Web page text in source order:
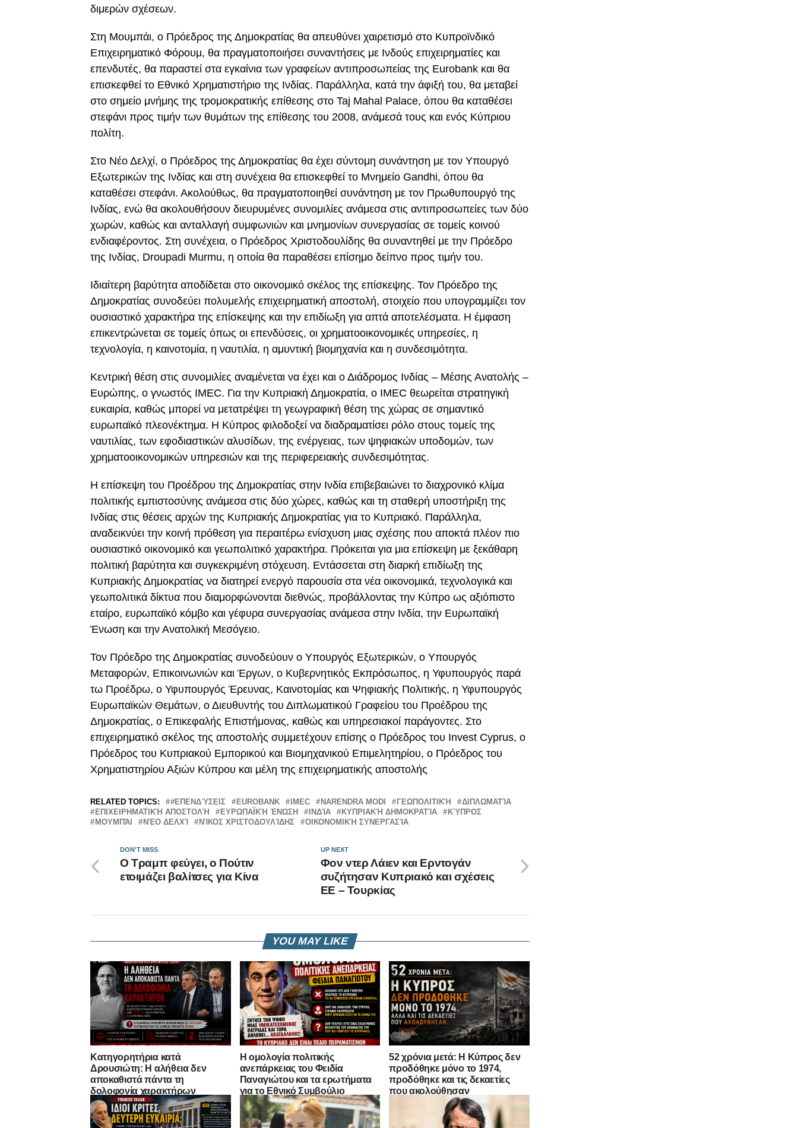
διμερών σχέσεων.
Στη Μουμπάι, ο Πρόεδρος της Δημοκρατίας θα απευθύνει χαιρετισμό στο Κυπροϊνδικό
Επιχειρηματικό Φόρουμ, θα πραγματοποιήσει συναντήσεις με Ινδούς επιχειρηματίες και
επενδυτές, θα παραστεί στα εγκαίνια των γραφείων αντιπροσωπείας της Eurobank και θα
επισκεφθεί το Εθνικό Χρηματιστήριο της Ινδίας. Παράλληλα, κατά την άφιξή του, θα μεταβεί
στο σημείο μνήμης της τρομοκρατικής επίθεσης στο Taj Mahal Palace, όπου θα καταθέσει
στεφάνι προς τιμήν των θυμάτων της επίθεσης του 2008, ανάμεσά τους και ενός Κύπριου
πολίτη.
Στο Νέο Δελχί, ο Πρόεδρος της Δημοκρατίας θα έχει σύντομη συνάντηση με τον Υπουργό
Εξωτερικών της Ινδίας και στη συνέχεια θα επισκεφθεί το Μνημείο Gandhi, όπου θα
καταθέσει στεφάνι. Ακολούθως, θα πραγματοποιηθεί συνάντηση με τον Πρωθυπουργό της
Ινδίας, ενώ θα ακολουθήσουν διευρυμένες συνομιλίες ανάμεσα στις αντιπροσωπείες των δύο
χωρών, καθώς και ανταλλαγή συμφωνιών και μνημονίων συνεργασίας σε τομείς κοινού
ενδιαφέροντος. Στη συνέχεια, ο Πρόεδρος Χριστοδουλίδης θα συναντηθεί με την Πρόεδρο
της Ινδίας, Droupadi Murmu, η οποία θα παραθέσει επίσημο δείπνο προς τιμήν του.
Ιδιαίτερη βαρύτητα αποδίδεται στο οικονομικό σκέλος της επίσκεψης. Τον Πρόεδρο της
Δημοκρατίας συνοδεύει πολυμελής επιχειρηματική αποστολή, στοιχείο που υπογραμμίζει τον
ουσιαστικό χαρακτήρα της επίσκεψης και την επιδίωξη για απτά αποτελέσματα. Η έμφαση
επικεντρώνεται σε τομείς όπως οι επενδύσεις, οι χρηματοοικονομικές υπηρεσίες, η
τεχνολογία, η καινοτομία, η ναυτιλία, η αμυντική βιομηχανία και η συνδεσιμότητα.
Κεντρική θέση στις συνομιλίες αναμένεται να έχει και ο Διάδρομος Ινδίας – Μέσης Ανατολής –
Ευρώπης, ο γνωστός IMEC. Για την Κυπριακή Δημοκρατία, ο IMEC θεωρείται στρατηγική
ευκαιρία, καθώς μπορεί να μετατρέψει τη γεωγραφική θέση της χώρας σε σημαντικό
ευρωπαϊκό πλεονέκτημα. Η Κύπρος φιλοδοξεί να διαδραματίσει ρόλο στους τομείς της
ναυτιλίας, των εφοδιαστικών αλυσίδων, της ενέργειας, των ψηφιακών υποδομών, των
χρηματοοικονομικών υπηρεσιών και της περιφερειακής συνδεσιμότητας.
Η επίσκεψη του Προέδρου της Δημοκρατίας στην Ινδία επιβεβαιώνει το διαχρονικό κλίμα
πολιτικής εμπιστοσύνης ανάμεσα στις δύο χώρες, καθώς και τη σταθερή υποστήριξη της
Ινδίας στις θέσεις αρχών της Κυπριακής Δημοκρατίας για το Κυπριακό. Παράλληλα,
αναδεικνύει την κοινή πρόθεση για περαιτέρω ενίσχυση μιας σχέσης που αποκτά πλέον πιο
ουσιαστικό οικονομικό και γεωπολιτικό χαρακτήρα. Πρόκειται για μια επίσκεψη με ξεκάθαρη
πολιτική βαρύτητα και συγκεκριμένη στόχευση. Εντάσσεται στη διαρκή επιδίωξη της
Κυπριακής Δημοκρατίας να διατηρεί ενεργό παρουσία στα νέα οικονομικά, τεχνολογικά και
γεωπολιτικά δίκτυα που διαμορφώνονται διεθνώς, προβάλλοντας την Κύπρο ως αξιόπιστο
εταίρο, ευρωπαϊκό κόμβο και γέφυρα συνεργασίας ανάμεσα στην Ινδία, την Ευρωπαϊκή
Ένωση και την Ανατολική Μεσόγειο.
Τον Πρόεδρο της Δημοκρατίας συνοδεύουν ο Υπουργός Εξωτερικών, ο Υπουργός
Μεταφορών, Επικοινωνιών και Έργων, ο Κυβερνητικός Εκπρόσωπος, η Υφυπουργός παρά
τω Προέδρω, ο Υφυπουργός Έρευνας, Καινοτομίας και Ψηφιακής Πολιτικής, η Υφυπουργός
Ευρωπαϊκών Θεμάτων, ο Διευθυντής του Διπλωματικού Γραφείου του Προέδρου της
Δημοκρατίας, ο Επικεφαλής Επιστήμονας, καθώς και υπηρεσιακοί παράγοντες. Στο
επιχειρηματικό σκέλος της αποστολής συμμετέχουν επίσης ο Πρόεδρος του Invest Cyprus, ο
Πρόεδρος του Κυπριακού Εμπορικού και Βιομηχανικού Επιμελητηρίου, ο Πρόεδρος του
Χρηματιστηρίου Αξιών Κύπρου και μέλη της επιχειρηματικής αποστολής
RELATED TOPICS: #ΕΠΕΝΔΎΣΕΙΣ EUROBANK IMEC NARENDRA MODI ΓΕΩΠΟΛΙΤΙΚΉ
ΔΙΠΛΩΜΑΤΊΑ
ΕΠΙΧΕΙΡΗΜΑΤΙΚΉ ΑΠΟΣΤΟΛΉ
ΕΥΡΩΠΑΪΚΉ ΈΝΩΣΗ ΙΝΔΊΑ ΚΥΠΡΙΑΚΉ ΔΗΜΟΚΡΑΤΊΑ
ΚΎΠΡΟΣ
ΜΟΥΜΠΆΙ
ΝΈΟ ΔΕΛΧΊ ΝΊΚΟΣ ΧΡΙΣΤΟΔΟΥΛΊΔΗΣ ΟΙΚΟΝΟΜΙΚΉ ΣΥΝΕΡΓΑΣΊΑ
UP NEXT
Φον ντερ Λάιεν και Ερντογάν
συζήτησαν Κυπριακό και σχέσεις
ΕΕ – Τουρκίας
DON'T MISS
Ο Τραμπ φεύγει, ο Πούτιν
ετοιμάζει βαλίτσες για Κίνα
YOU MAY LIKE
Κατηγορητήρια κατά
Δρουσιώτη: Η αλήθεια δεν
αποκαθιστά πάντα τη
δολοφονία χαρακτήρων
Η ομολογία πολιτικής
ανεπάρκειας του Φειδία
Παναγιώτου και τα ερωτήματα
για το Εθνικό Συμβούλιο
52 χρόνια μετά: Η Κύπρος δεν
προδόθηκε μόνο το 1974,
προδόθηκε και τις δεκαετίες
που ακολούθησαν